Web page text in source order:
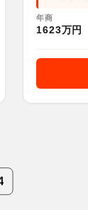
年商
1623万円